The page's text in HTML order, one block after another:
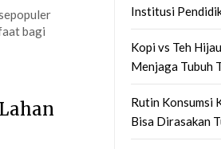
bagi
Institusi
Kopi vs Teh
Menjaga Tubuh
Rutin Konsumsi
Bisa Dirasakan